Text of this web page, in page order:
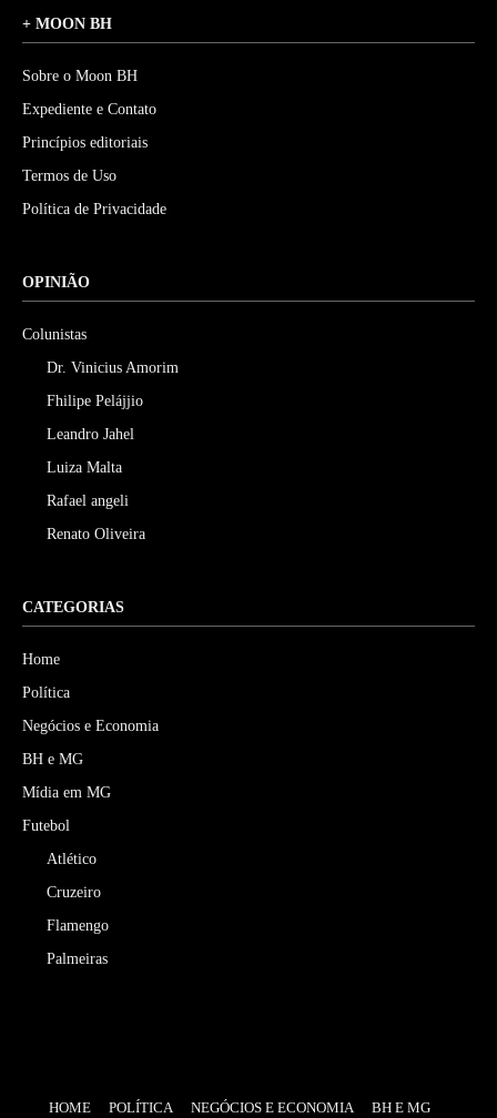
+ MOON BH
Sobre o Moon BH
Expediente e Contato
Princípios editoriais
Termos de Uso
Política de Privacidade
OPINIÃO
Colunistas
Dr. Vinicius Amorim
Fhilipe Pelájjio
Leandro Jahel
Luiza Malta
Rafael angeli
Renato Oliveira
CATEGORIAS
Home
Política
Negócios e Economia
BH e MG
Mídia em MG
Futebol
Atlético
Cruzeiro
Flamengo
Palmeiras
HOME POLÍTICA NEGÓCIOS E ECONOMIA BH E MG